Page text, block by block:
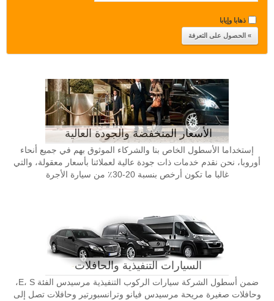
ذهابا وإيابا
الأسعار المنخفضة والجودة العالية
إستخداما الأسطول الخاص بنا والشركاء الموثوق بهم في جميع أنحاء
أوروبا، نحن نقدم خدمات ذات جودة عالية لعملائنا بأسعار معقولة، والتي
غالبا ما تكون أرخص بنسبة 20-30٪ من سيارة الأجرة
السيارات التنفيذية والحافلات
ضمن أسطول الشركة سيارات الركوب التنفيذية مرسيدس الفئة E، S،
وحافلات صغيرة مريحة مرسيدس فيانو وترانسبورتير وحافلات تصل إلى